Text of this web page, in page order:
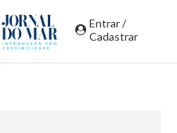
Entrar /
Cadastrar